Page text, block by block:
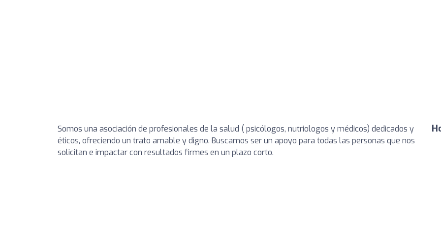
Somos una asociación de profesionales de la salud ( psicólogos, nutriologos y médicos) dedicados y
éticos, ofreciendo un trato amable y digno. Buscamos ser un apoyo para todas las personas que nos
solicitan e impactar con resultados firmes en un plazo corto.